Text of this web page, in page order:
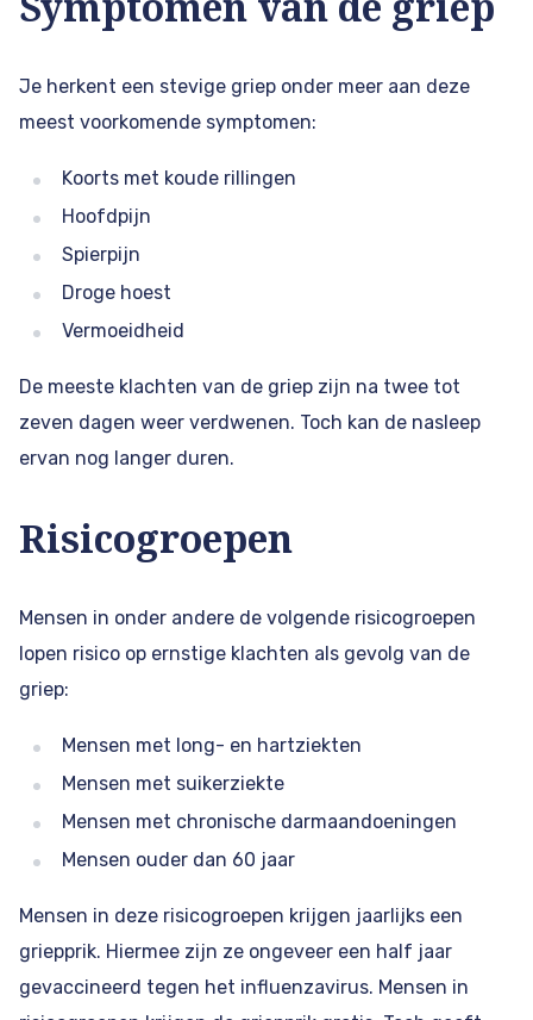
Je herkent een stevige griep onder meer aan deze
meest voorkomende symptomen:
Koorts met koude rillingen
Hoofdpijn
Spierpijn
Droge hoest
Vermoeidheid
De meeste klachten van de griep zijn na twee tot
zeven dagen weer verdwenen. Toch kan de nasleep
ervan nog langer duren.
Risicogroepen
Mensen in onder andere de volgende risicogroepen
lopen risico op ernstige klachten als gevolg van de
griep:
Mensen met long- en hartziekten
Mensen met suikerziekte
Mensen met chronische darmaandoeningen
Mensen ouder dan 60 jaar
Mensen in deze risicogroepen krijgen jaarlijks een
griepprik. Hiermee zijn ze ongeveer een half jaar
gevaccineerd tegen het influenzavirus. Mensen in